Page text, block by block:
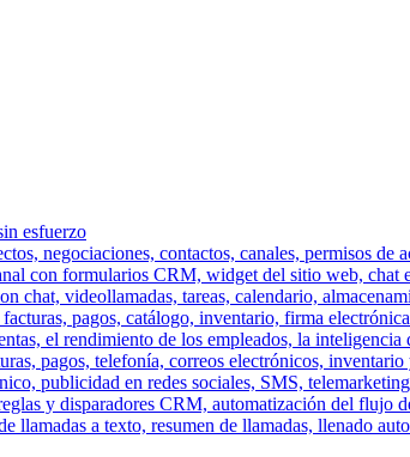
esfuerzo
negociaciones, contactos, canales, permisos de
con formularios CRM, widget del sitio web,
chat, videollamadas, tareas, calendario,
pagos, catálogo, inventario, firma
el rendimiento de los empleados, la inteligencia
pagos, telefonía, correos electrónicos,
publicidad en redes sociales, SMS,
y disparadores CRM, automatización del flujo
llamadas a texto, resumen de llamadas, llenado